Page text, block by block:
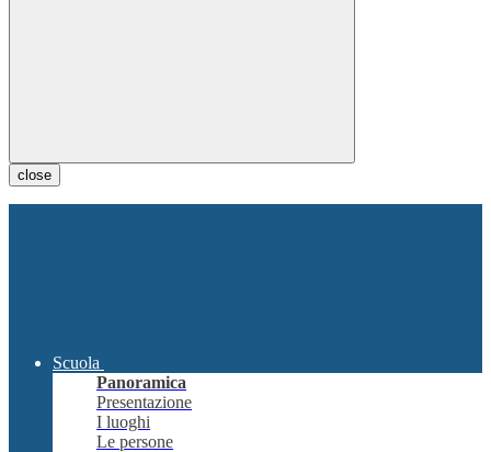
close
Scuola
Panoramica
Presentazione
I luoghi
Le persone